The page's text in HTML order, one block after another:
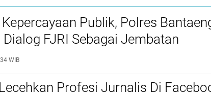
Publik, Polres
FJRI Sebagai Jembatan
WIB
Profesi Jurnalis Di